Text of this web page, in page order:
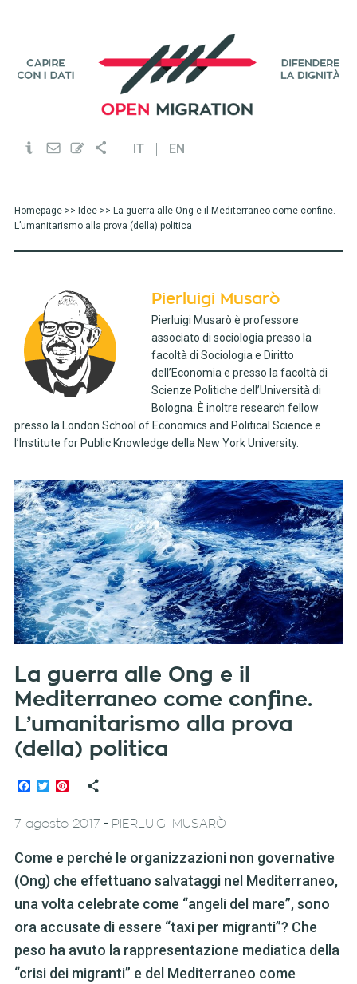
IT EN
Homepage>> Idee>> La guerra alle Ong e il Mediterraneo come confine.
L’umanitarismo alla prova (della) politica
Pierluigi Musarò
Pierluigi Musarò è professore
associato di sociologia presso la
facoltà di Sociologia e Diritto
dell’Economia e presso la facoltà di
Scienze Politiche dell’Università di
Bologna. È inoltre research fellow
presso la London School of Economics and Political Science e
l’Institute for Public Knowledge della New York University.
La guerra alle Ong e il
Mediterraneo come confine.
L’umanitarismo alla prova
(della) politica
Facebook
TwitterPinterest
7 agosto 2017 - PIERLUIGI MUSARÒ
Come e perché le organizzazioni non governative
(Ong) che effettuano salvataggi nel Mediterraneo,
una volta celebrate come “angeli del mare”, sono
ora accusate di essere “taxi per migranti”? Che
peso ha avuto la rappresentazione mediatica della
“crisi dei migranti” e del Mediterraneo come